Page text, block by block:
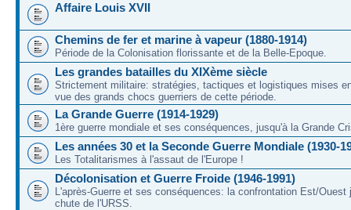
Affaire Louis XVII
Chemins de fer et marine à vapeur (1880-1914)
Période de la Colonisation florissante et de la Belle-Epoque.
Les grandes batailles du XIXème siècle
Strictement militaire: stratégies, tactiques et logistiques mises
vue des grands chocs guerriers de cette période.
La Grande Guerre (1914-1929)
1ère guerre mondiale et ses conséquences, jusqu'à la Grande
Les années 30 et la Seconde Guerre Mondiale (1930-
Les Totalitarismes à l'assaut de l'Europe !
Décolonisation et Guerre Froide (1946-1991)
L'après-Guerre et ses conséquences: la confrontation Est/Ouest
chute de l'URSS.